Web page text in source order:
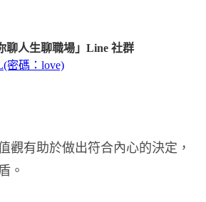
聊人生聊職場」Line 社群
密碼：love)
觀有助於做出符合內心的決定，
。